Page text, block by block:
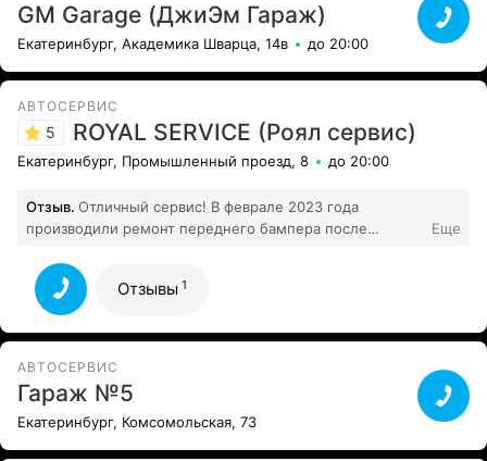
GM Garage (ДжиЭм Гараж)
Екатеринбург, Академика Шварца, 14в до 20:00
АВТОСЕРВИС
5 ROYAL SERVICE (Роял сервис)
Екатеринбург, Промышленный проезд, 8 до 20:00
Отзыв. Отличный сервис! В феврале 2023 года
производили ремонт переднего бампера после
трещины запаяли. Защелки восстановили, где не было
защелок поставили новые. Восстановили места для
крепления противотуманных фар, ПТФ закрепили на
все крепления, до ремонта болтались. Произвели
окраску бампера, сейчас как новый. После ремонта
произвели полную мойку а/м, хотя это не было в
наряде-заказе, как я понял бонус. Делают не дорого и
в оговоренный срок. Рекомендую. Оценка 5+++.
Еще
Отзывы 1
АВТОСЕРВИС
Гараж №5
Екатеринбург, Комсомольская, 73